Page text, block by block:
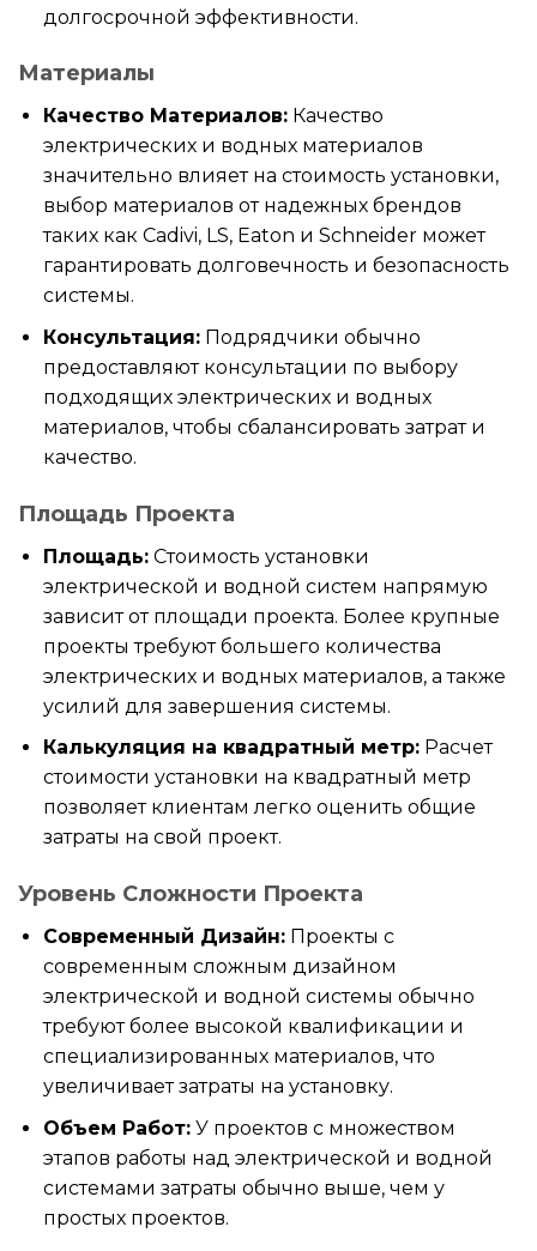
долгосрочной эффективности.
Материалы
Качество Материалов:Качество
электрических и водных материалов
значительно влияет на стоимость установки,
выбор материалов от надежных брендов
таких как Cadivi, LS, Eaton и Schneider может
гарантировать долговечность и безопасность
системы.
Консультация:Подрядчики обычно
предоставляют консультации по выбору
подходящих электрических и водных
материалов, чтобы сбалансировать затрат и
качество.
Площадь Проекта
Площадь:Стоимость установки
электрической и водной систем напрямую
зависит от площади проекта. Более крупные
проекты требуют большего количества
электрических и водных материалов, а также
усилий для завершения системы.
Калькуляция на квадратный метр:Расчет
стоимости установки на квадратный метр
позволяет клиентам легко оценить общие
затраты на свой проект.
Уровень Сложности Проекта
Современный Дизайн:Проекты с
современным сложным дизайном
электрической и водной системы обычно
требуют более высокой квалификации и
специализированных материалов, что
увеличивает затраты на установку.
Объем Работ:У проектов с множеством
этапов работы над электрической и водной
системами затраты обычно выше, чем у
простых проектов.